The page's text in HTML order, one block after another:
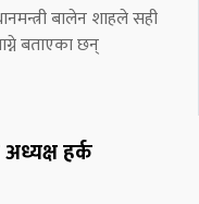
बालेन शाहले सही
बताएका छन्
हर्क